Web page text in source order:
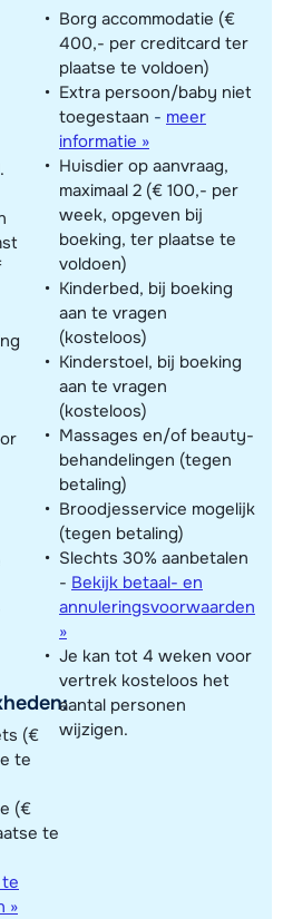
(€
te
(€
te
»
Borg accommodatie (€
400,- per creditcard ter
plaatse te voldoen)
Extra persoon/baby niet
toegestaan - meer
informatie »
Huisdier op aanvraag,
maximaal 2 (€ 100,- per
week, opgeven bij
boeking, ter plaatse te
voldoen)
Kinderbed, bij boeking
aan te vragen
(kosteloos)
Kinderstoel, bij boeking
aan te vragen
(kosteloos)
Massages en/of beauty-
behandelingen (tegen
betaling)
Broodjesservice mogelijk
(tegen betaling)
Slechts 30% aanbetalen
- Bekijk betaal- en
annuleringsvoorwaarden
»
Je kan tot 4 weken voor
vertrek kosteloos het
aantal personen
wijzigen.